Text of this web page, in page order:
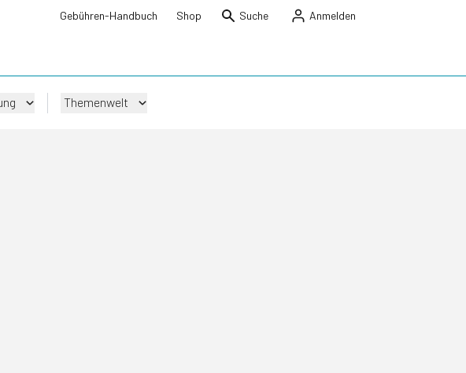
Gebühren-Handbuch Shop Suche Anmelden
Themenwelt